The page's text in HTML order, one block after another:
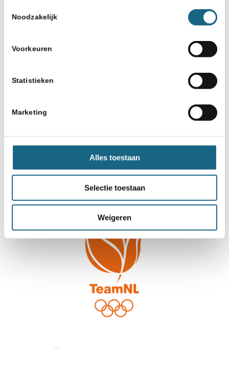
Noodzakelijk
Voorkeuren
Statistieken
Marketing
Alles toestaan
Selectie toestaan
Weigeren
Schaakbond.nl wordt mede mogelijk